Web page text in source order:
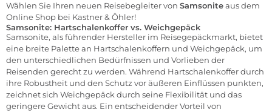
Wählen Sie Ihren neuen Reisebegleiter von Samsoniteaus dem
Online Shop bei Kastner & Öhler!
Samsonite: Hartschalenkoffer vs. Weichgepäck
Samsonite, als führender Hersteller im Reisegepäckmarkt, bietet
eine breite Palette an Hartschalenkoffern und Weichgepäck, um
den unterschiedlichen Bedürfnissen und Vorlieben der
Reisenden gerecht zu werden. Während Hartschalenkoffer durch
ihre Robustheit und den Schutz vor äußeren Einflüssen punkten,
zeichnet sich Weichgepäck durch seine Flexibilität und das
geringere Gewicht aus. Ein entscheidender Vorteil von